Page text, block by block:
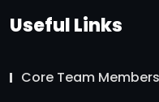
Useful Links
Core Team Members